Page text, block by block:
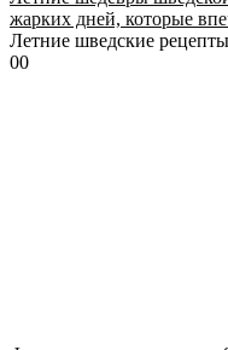
жарких дней, которые
Летние шведские
00